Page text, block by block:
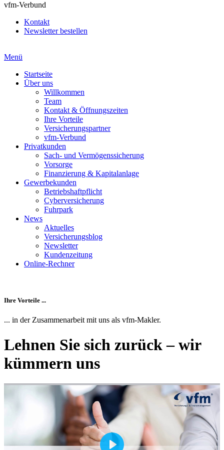
vfm-Verbund
Kontakt
Newsletter bestellen
Menü
Startseite
Über uns
Willkommen
Team
Kontakt & Öffnungszeiten
Ihre Vorteile
Versicherungspartner
vfm-Verbund
Privatkunden
Sach- und Vermögenssicherung
Vorsorge
Finanzierung & Kapitalanlage
Gewerbekunden
Betriebshaftpflicht
Cyberversicherung
Fuhrpark
News
Aktuelles
Versicherungsblog
Newsletter
Kundenzeitung
Online-Rechner
Ihre Vorteile ...
... in der Zusammenarbeit mit uns als vfm-Makler.
Lehnen Sie sich zurück – wir
kümmern uns